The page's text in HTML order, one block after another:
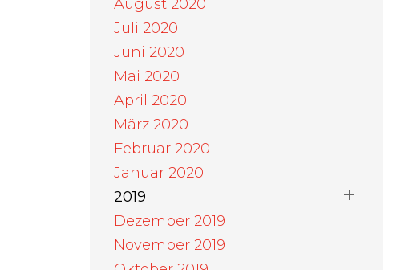
August 2020
Juli 2020
Juni 2020
Mai 2020
April 2020
März 2020
Februar 2020
Januar 2020
2019
Dezember 2019
November 2019